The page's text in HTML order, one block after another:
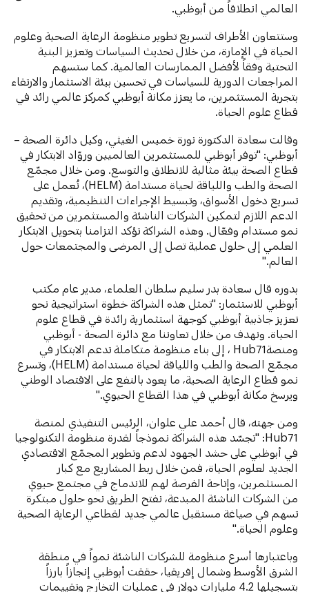
العالمي انطلاقاً من أبوظبي.
وستتعاون الأطراف لتسريع تطوير منظومة الرعاية الصحية وعلوم
الحياة في الإمارة، من خلال تحديث السياسات وتعزيز البنية
التحتية وفقاً لأفضل الممارسات العالمية. كما ستسهم
المراجعات الدورية للسياسات في تحسين بيئة الاستثمار والارتقاء
بتجربة المستثمرين، ما يعزز مكانة أبوظبي كمركز عالمي رائد في
قطاع علوم الحياة.
وقالت سعادة الدكتورة نورة خميس الغيثي، وكيل دائرة الصحة –
أبوظبي: "توفر أبوظبي للمستثمرين العالميين وروّاد الابتكار في
قطاع الصحة بيئة مثالية للانطلاق والتوسع. ومن خلال مجمّع
الصحة والطب واللياقة لحياة مستدامة (HELM)، نُعمل على
تسريع دخول الأسواق، وتبسيط الإجراءات التنظيمية، وتقديم
الدعم اللازم لتمكين الشركات الناشئة والمستثمرين من تحقيق
نمو مستدام وفعّال. وهذه الشراكة تؤكد التزامنا بتحويل الابتكار
العلمي إلى حلول عملية تصل إلى المرضى والمجتمعات حول
العالم."
بدوره قال سعادة بدر سليم سلطان العلماء، مدير عام مكتب
أبوظبي للاستثمار: "تمثل هذه الشراكة خطوة استراتيجية نحو
تعزيز جاذبية أبوظبي كوجهة استثمارية رائدة في قطاع علوم
الحياة. ونهدف من خلال تعاوننا مع دائرة الصحة - أبوظبي
ومنصةHub71 ، إلى بناء منظومة متكاملة تدعم الابتكار في
مجمّع الصحة والطب واللياقة لحياة مستدامة (HELM)، وتسرع
نمو قطاع الرعاية الصحية، ما يعود بالنفع على الاقتصاد الوطني
ويرسخ مكانة أبوظبي في هذا القطاع الحيوي."
ومن جهته، قال أحمد علي علوان، الرئيس التنفيذي لمنصة
Hub71: "تجسّد هذه الشراكة نموذجاً لقدرة منظومة التكنولوجيا
في أبوظبي على حشد الجهود لدعم وتطوير المجمّع الاقتصادي
الجديد لعلوم الحياة، فمن خلال ربط المشاريع مع كبار
المستثمرين، وإتاحة الفرصة لهم للاندماج في مجتمع حيوي
من الشركات الناشئة المبدعة، نفتح الطريق نحو حلول مبتكرة
تسهم في صياغة مستقبل عالمي جديد لقطاعي الرعاية الصحية
وعلوم الحياة."
وباعتبارها أسرع منظومة للشركات الناشئة نمواً في منطقة
الشرق الأوسط وشمال إفريقيا، حققت أبوظبي إنجازاً بارزاً
بتسجيلها 4.2 مليارات دولار في عمليات التخارج وتقييمات